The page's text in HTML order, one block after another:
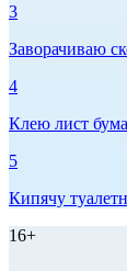
3
Заворачиваю
4
Клею лист
5
Кипячу
16+